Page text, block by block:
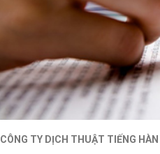
CÔNG TY DỊCH THUẬT TIẾNG